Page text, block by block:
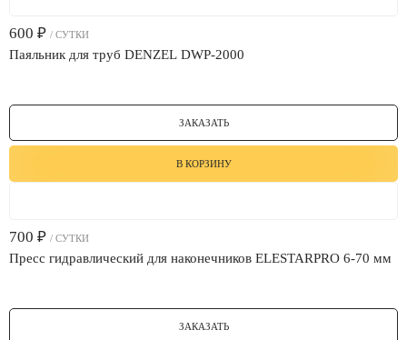
600 ₽ / СУТКИ
Паяльник для труб DENZEL DWP-2000
ЗАКАЗАТЬ
В КОРЗИНУ
700 ₽ / СУТКИ
Пресс гидравлический для наконечников ELESTARPRO 6-70 мм
ЗАКАЗАТЬ